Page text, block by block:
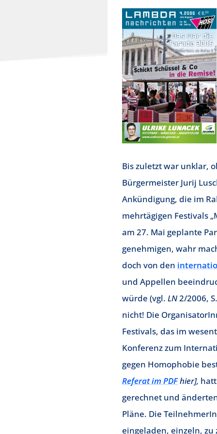
Bis zuletzt war unklar,
Bürgermeister Jurij
Ankündigung, die im
mehrtägigen Festivals
am 27. Mai geplante
genehmigen, wahr
doch von den
und Appellen
würde (vgl. LN2/2006,
nicht! Die
Festivals, das im
Konferenz zum
gegen Homophobie
Referat im PDFhier],
gerechnet und
Pläne. Die
eingeladen, einzeln, zu